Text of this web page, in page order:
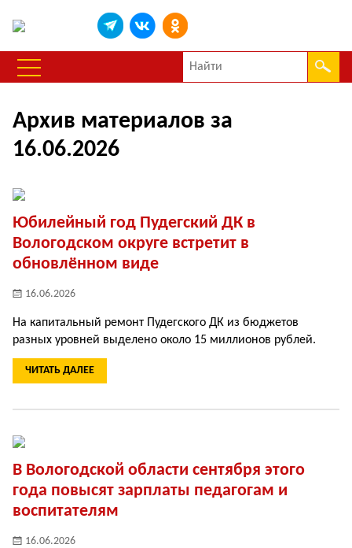
Архив материалов за
16.06.2026
Юбилейный год Пудегский ДК в
Вологодском округе встретит в
обновлённом виде
16.06.2026
На капитальный ремонт Пудегского ДК из бюджетов
разных уровней выделено около 15 миллионов рублей.
ЧИТАТЬ ДАЛЕЕ
В Вологодской области сентября этого
года повысят зарплаты педагогам и
воспитателям
16.06.2026